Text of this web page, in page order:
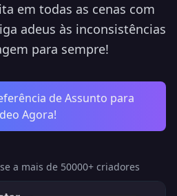
em todas as cenas com
adeus às inconsistências
para sempre!
de Assunto para
Agora!
a mais de 50000+ criadores